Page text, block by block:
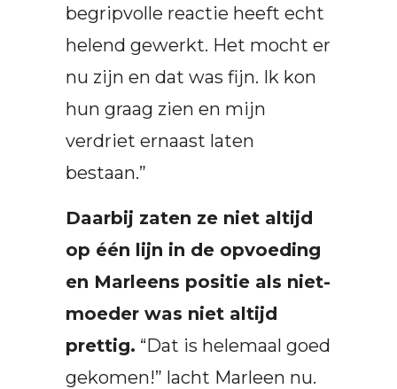
begripvolle reactie heeft echt
helend gewerkt. Het mocht er
nu zijn en dat was fijn. Ik kon
hun graag zien en mijn
verdriet ernaast laten
bestaan.”
Daarbij zaten ze niet altijd
op één lijn in de opvoeding
en Marleens positie als niet-
moeder was niet altijd
prettig. “Dat is helemaal goed
gekomen!” lacht Marleen nu.